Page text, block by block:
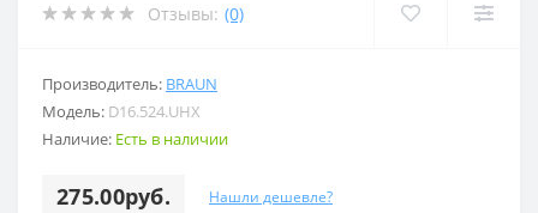
Отзывы: (0)
Производитель: BRAUN
Модель: D16.524.UHX
Наличие: Есть в наличии
275.00руб. Нашли дешевле?